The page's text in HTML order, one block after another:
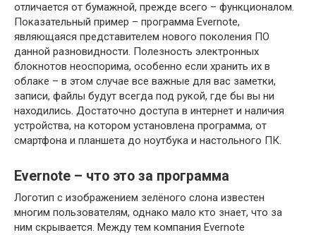
отличается от бумажной, прежде всего – функционалом.
Показательный пример – программа Evernote,
являющаяся представителем нового поколения ПО
данной разновидности. Полезность электронных
блокнотов неоспорима, особенно если хранить их в
облаке – в этом случае все важные для вас заметки,
записи, файлы будут всегда под рукой, где бы вы ни
находились. Достаточно доступа в интернет и наличия
устройства, на котором установлена программа, от
смартфона и планшета до ноутбука и настольного ПК.
Evernote – что это за программа
Логотип с изображением зелёного слона известен
многим пользователям, однако мало кто знает, что за
ним скрывается. Между тем компания Evernote